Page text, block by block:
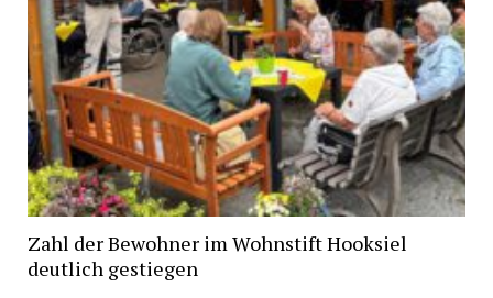
Zahl der Bewohner im Wohnstift Hooksiel
deutlich gestiegen